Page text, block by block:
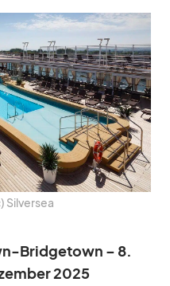
Sil­ver­sea
Bridge­town – 8.
2025